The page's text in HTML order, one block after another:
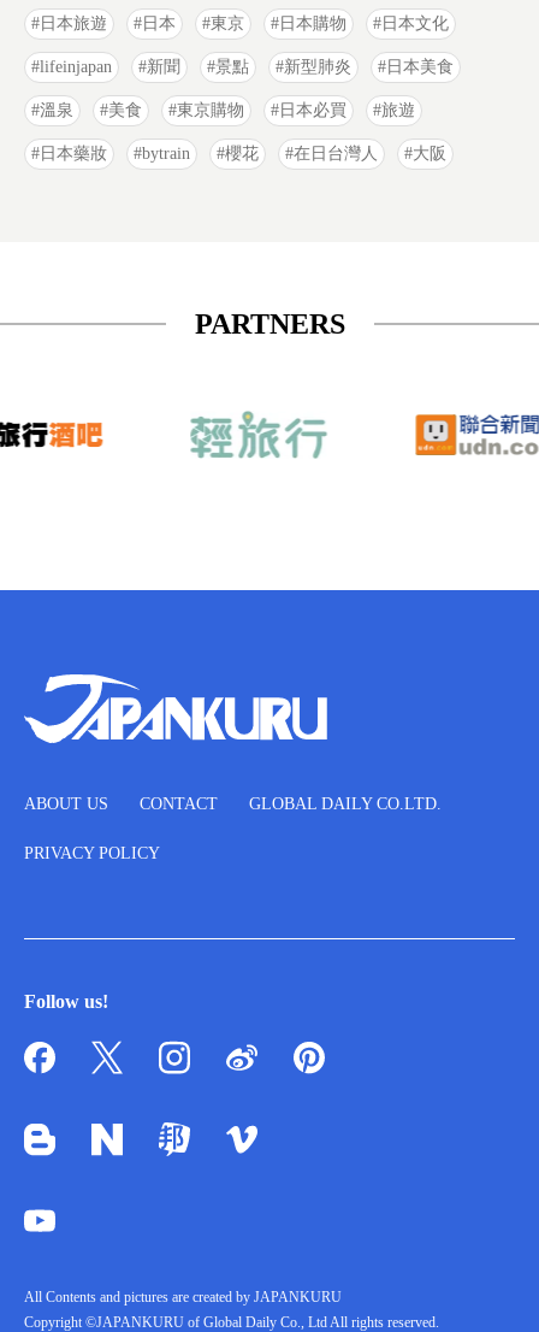
日本旅遊 日本 東京 日本購物 日本文化
lifeinjapan 新聞 景點 新型肺炎 日本美食
溫泉 美食 東京購物 日本必買 旅遊
日本藥妝 bytrain 櫻花 在日台灣人 大阪
PARTNERS
ABOUT US CONTACT GLOBAL DAILY CO.LTD.
PRIVACY POLICY
Follow us!
All Contents and pictures are created by JAPANKURU
Copyright ©JAPANKURU of Global Daily Co., Ltd All rights reserved.